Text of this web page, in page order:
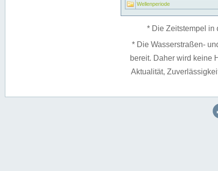
Wellenperiode
* Die Zeitstempel in
* Die Wasserstraßen-
bereit. Daher wird keine
Aktualität,